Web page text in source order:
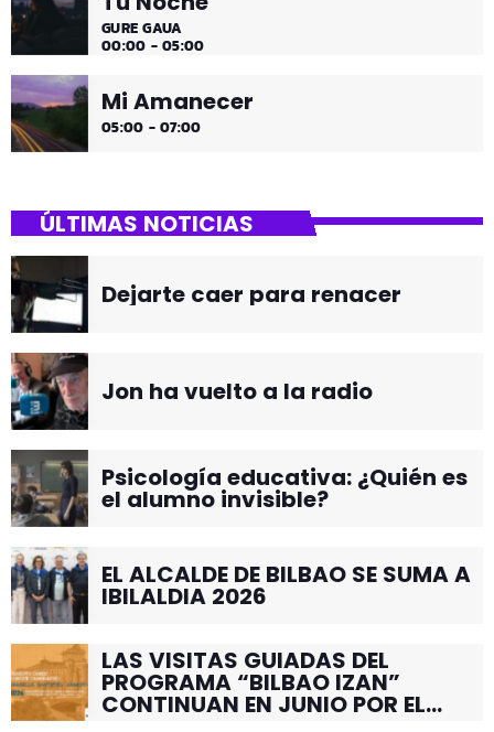
GURE GAUA
00:00 - 05:00
Mi Amanecer
05:00 - 07:00
ÚLTIMAS NOTICIAS
Dejarte caer para renacer
Jon ha vuelto a la radio
Psicología educativa: ¿Quién es
el alumno invisible?
EL ALCALDE DE BILBAO SE SUMA A
IBILALDIA 2026
LAS VISITAS GUIADAS DEL
PROGRAMA “BILBAO IZAN”
CONTINUAN EN JUNIO POR EL